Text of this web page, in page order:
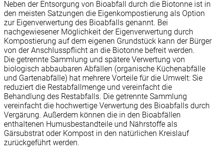
Neben der Entsorgung von Bioabfall durch die Biotonne ist in
den meisten Satzungen die Eigenkompostierung als Option
zur Eigenverwertung des Bioabfalls genannt. Bei
nachgewiesener Möglichkeit der Eigenverwertung durch
Kompostierung auf dem eigenen Grundstück kann der Bürger
von der Anschlusspflicht an die Biotonne befreit werden.
Die getrennte Sammlung und spätere Verwertung von
biologisch abbaubaren Abfällen (organische Küchenabfälle
und Gartenabfälle) hat mehrere Vorteile für die Umwelt: Sie
reduziert die Restabfallmenge und vereinfacht die
Behandlung des Restabfalls. Die getrennte Sammlung
vereinfacht die hochwertige Verwertung des Bioabfalls durch
Vergärung. Außerdem können die in den Bioabfällen
enthaltenen Humusbestandteile und Nährstoffe als
Gärsubstrat oder Kompost in den natürlichen Kreislauf
zurückgeführt werden.